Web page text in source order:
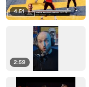
4:51
2:59